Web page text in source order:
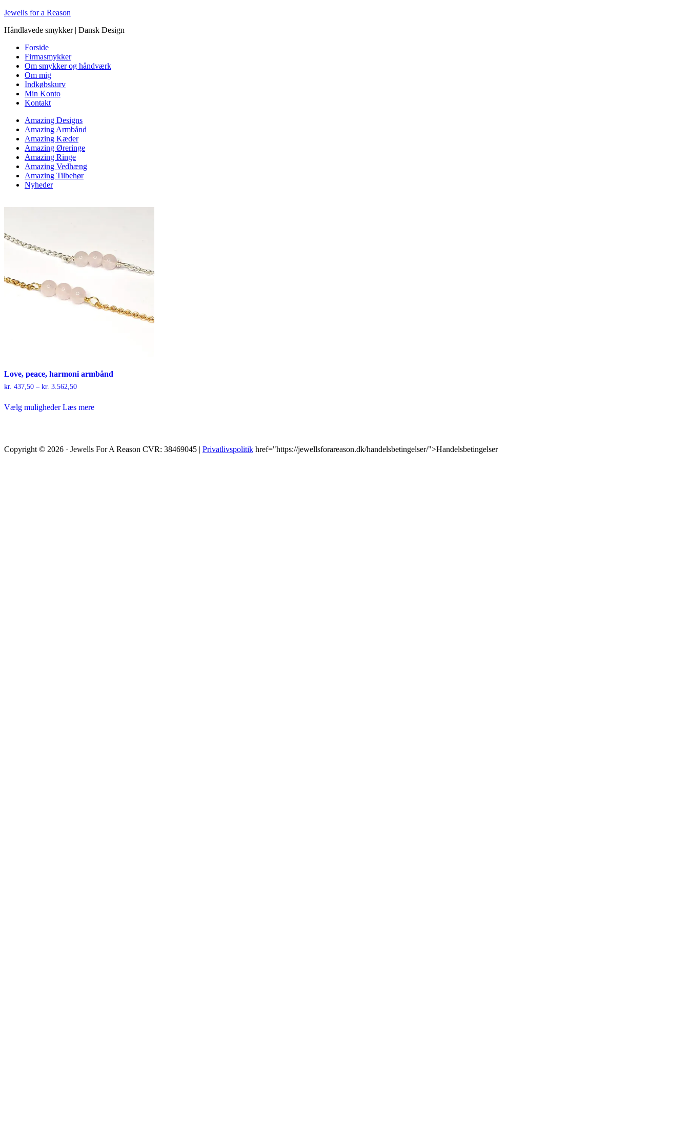
Jewells for a Reason
Håndlavede smykker | Dansk Design
Forside
Firmasmykker
Om smykker og håndværk
Om mig
Indkøbskurv
Min Konto
Kontakt
Amazing Designs
Amazing Armbånd
Amazing Kæder
Amazing Øreringe
Amazing Ringe
Amazing Vedhæng
Amazing Tilbehør
Nyheder
Love, peace, harmoni armbånd
kr. 437,50 – kr. 3.562,50Prisinterval:
kr. 3.562,50
Vælg muligheder vare
Mulighederne
kan
Læs mere
Copyright © 2026 · Jewells For A Reason CVR: 38469045 | Privatlivspolitik href="https://jewellsforareason.dk/handelsbetingelser/">Handelsbetingelser